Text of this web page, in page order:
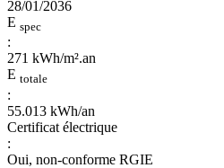
28/01/2036
E spec
:
271 kWh/m².an
E totale
:
55.013 kWh/an
Certificat électrique
:
Oui, non-conforme RGIE